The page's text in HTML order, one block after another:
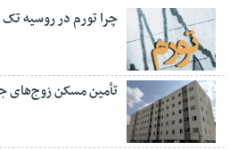
چرا تورم در روسیه
تأمین مسکن زوج‌های